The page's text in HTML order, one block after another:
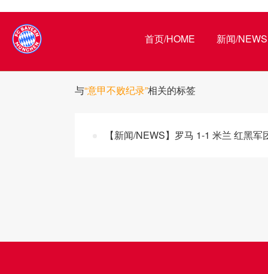
首页/HOME 新闻/NEWS
与“意甲不败纪录”相关的标签
【新闻/NEWS】罗马 1-1 米兰 红黑